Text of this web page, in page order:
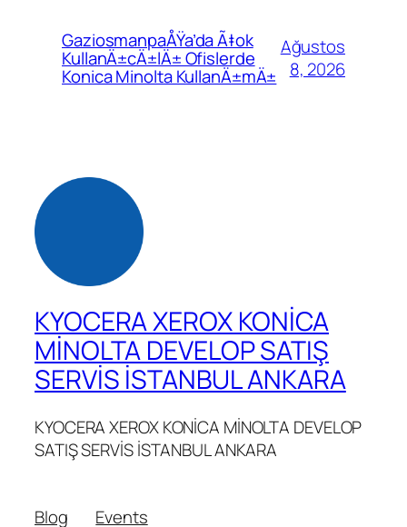
GaziosmanpaÅŸa’da Ã‡ok
KullanÄ±cÄ±lÄ± Ofislerde
Konica Minolta KullanÄ±mÄ±
Ağustos
8, 2026
KYOCERA XEROX KONİCA
MİNOLTA DEVELOP SATIŞ
SERVİS İSTANBUL ANKARA
KYOCERA XEROX KONİCA MİNOLTA DEVELOP
SATIŞ SERVİS İSTANBUL ANKARA
Blog Events